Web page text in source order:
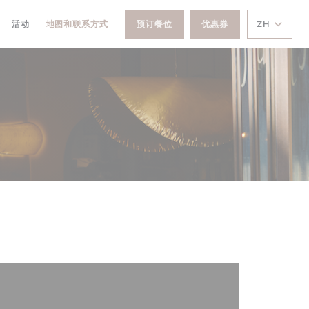
活动 地图和联系方式 预订餐位 优惠券 ZH